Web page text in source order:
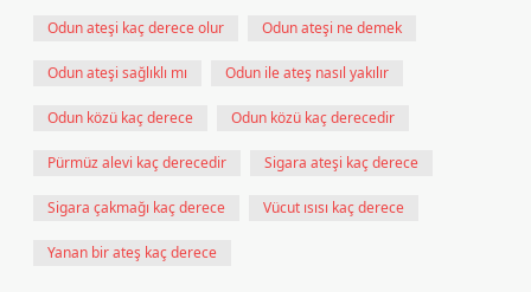
Odun ateşi kaç derece olur Odun ateşi ne demek
Odun ateşi sağlıklı mı Odun ile ateş nasıl yakılır
Odun közü kaç derece Odun közü kaç derecedir
Pürmüz alevi kaç derecedir Sigara ateşi kaç derece
Sigara çakmağı kaç derece Vücut ısısı kaç derece
Yanan bir ateş kaç derece